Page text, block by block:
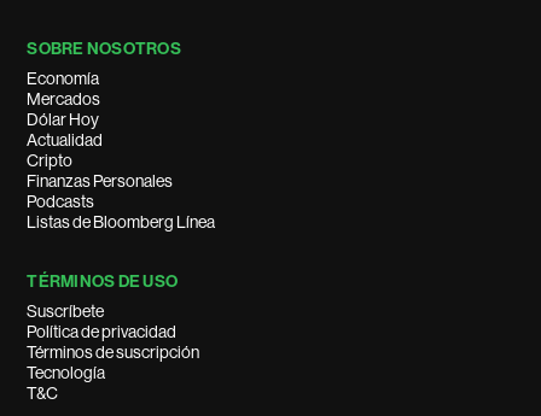
SOBRE NOSOTROS
Economía
Mercados
Dólar Hoy
Actualidad
Cripto
Finanzas Personales
Podcasts
Listas de Bloomberg Línea
TÉRMINOS DE USO
Suscríbete
Política de privacidad
Términos de suscripción
Tecnología
T&C